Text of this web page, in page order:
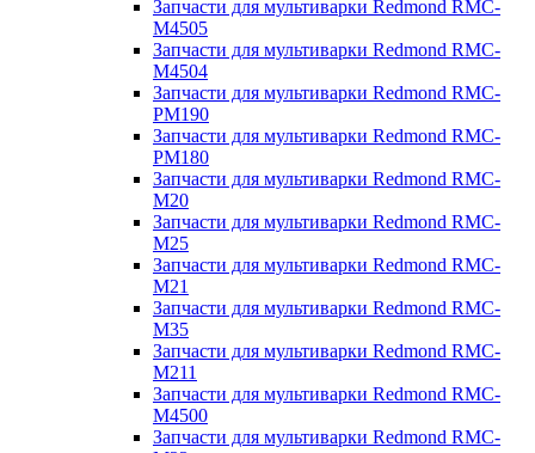
Запчасти для мультиварки Redmond RMC-
M4505
Запчасти для мультиварки Redmond RMC-
M4504
Запчасти для мультиварки Redmond RMC-
PM190
Запчасти для мультиварки Redmond RMC-
PM180
Запчасти для мультиварки Redmond RMC-
M20
Запчасти для мультиварки Redmond RMC-
M25
Запчасти для мультиварки Redmond RMC-
M21
Запчасти для мультиварки Redmond RMC-
M35
Запчасти для мультиварки Redmond RMC-
M211
Запчасти для мультиварки Redmond RMC-
M4500
Запчасти для мультиварки Redmond RMC-